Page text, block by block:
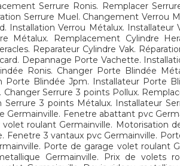
Serrure Ronis. Remplacer
Serrure Muel. Changement Verrou
Installation Verrou Métalux.
Métalux. Remplacement Cylindre
Reparateur Cylindre Vak.
Depannage Porte Vachette.
Ronis. Changer Porte Blindée
Blindée Jpm. Installateur Porte
Serrure 3 points Pollux.
3 points Métalux. Installateur
Fenetre abattant pvc
roulant Germainville. Motorisation
Fenetre 3 vantaux pvc Germainville.
Porte de garage volet roulant
Germainville. Prix de volets